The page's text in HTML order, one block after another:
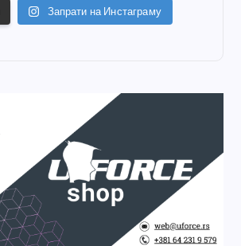
Запрати на Инстаграму